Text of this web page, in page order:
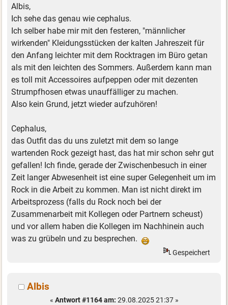
Albis,
Ich sehe das genau wie cephalus.
Ich selber habe mir mit den festeren, "männlicher
wirkenden" Kleidungsstücken der kalten Jahreszeit für
den Anfang leichter mit dem Rocktragen im Büro getan
als mit den leichten des Sommers. Außerdem kann man
es toll mit Accessoires aufpeppen oder mit dezenten
Strumpfhosen etwas unauffälliger zu machen.
Also kein Grund, jetzt wieder aufzuhören!
Cephalus,
das Outfit das du uns zuletzt mit dem so lange
wartenden Rock gezeigt hast, das hat mir schon sehr gut
gefallen! Ich finde, gerade der Zwischenbesuch in einer
Zeit langer Abwesenheit ist eine super Gelegenheit um im
Rock in die Arbeit zu kommen. Man ist nicht direkt im
Arbeitsprozess (falls du Rock noch bei der
Zusammenarbeit mit Kollegen oder Partnern scheust)
und vor allem haben die Kollegen im Nachhinein auch
was zu grübeln und zu besprechen.
Gespeichert
Albis
« Antwort #1164 am: 29.08.2025 21:37 »